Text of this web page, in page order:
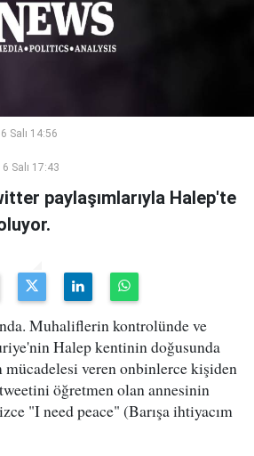
Salı 14:56
Salı 17:43
paylaşımlarıyla Halep'te
Muhaliflerin kontrolünde ve
Halep kentinin doğusunda
mücadelesi veren onbinlerce kişiden
öğretmen olan annesinin
"I need peace" (Barışa ihtiyacım